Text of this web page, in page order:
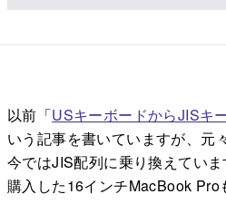
以前「USキーボードからJISキ
いう記事を書いていますが、元
今ではJIS配列に乗り換えてい
購入した16インチMacBook Pro